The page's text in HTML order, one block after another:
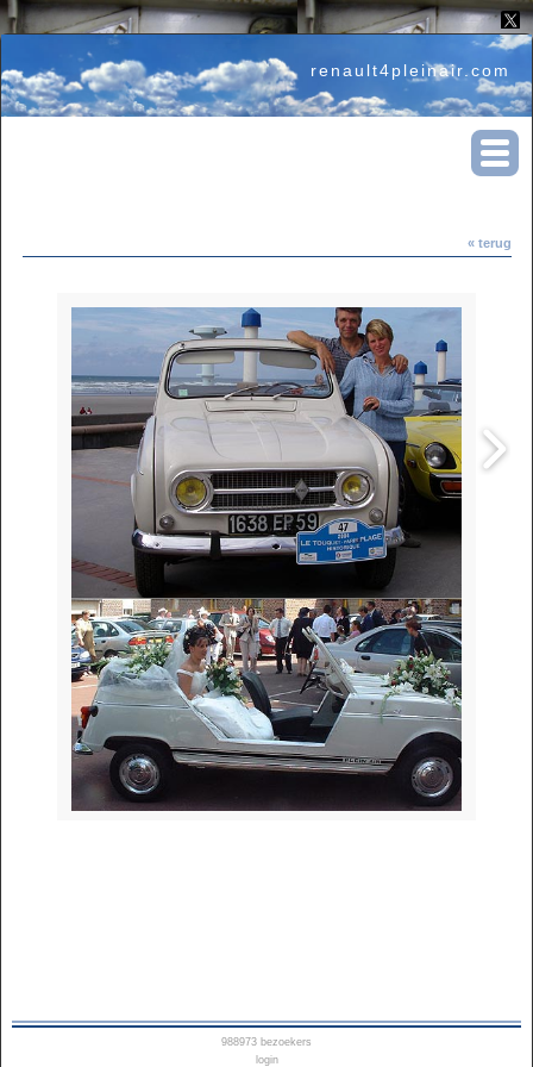
renault4pleinair.com
« terug
988973 bezoekers
login